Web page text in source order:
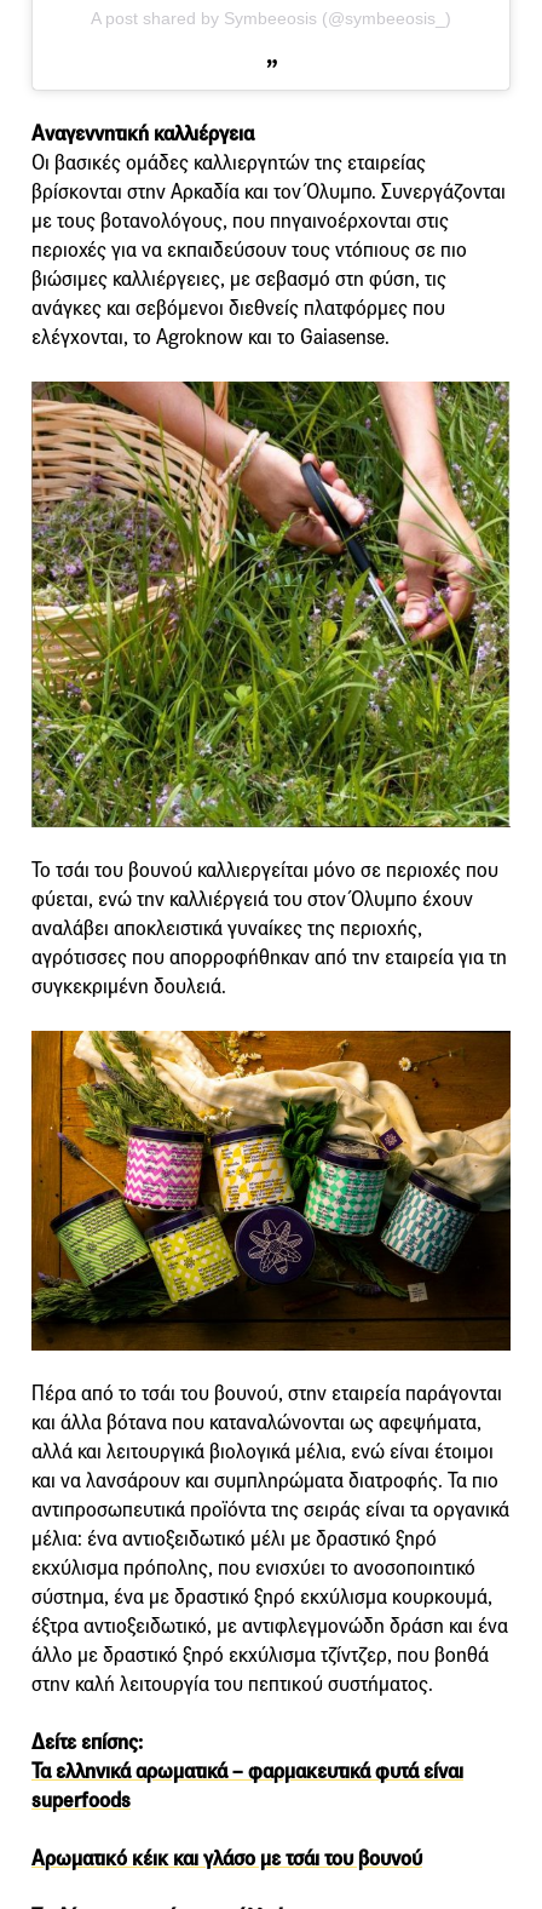
A post shared by Symbeeosis (@symbeeosis_)
Αναγεννητική καλλιέργεια
Οι βασικές ομάδες καλλιεργητών της εταιρείας
βρίσκονται στην Αρκαδία και τον Όλυμπο. Συνεργάζονται
με τους βοτανολόγους, που πηγαινοέρχονται στις
περιοχές για να εκπαιδεύσουν τους ντόπιους σε πιο
βιώσιμες καλλιέργειες, με σεβασμό στη φύση, τις
ανάγκες και σεβόμενοι διεθνείς πλατφόρμες που
ελέγχονται, το Agroknow και το Gaiasense.
To τσάι του βουνού καλλιεργείται μόνο σε περιοχές που
φύεται, ενώ την καλλιέργειά του στον Όλυμπο έχουν
αναλάβει αποκλειστικά γυναίκες της περιοχής,
αγρότισσες που απορροφήθηκαν από την εταιρεία για τη
συγκεκριμένη δουλειά.
Πέρα από το τσάι του βουνού, στην εταιρεία παράγονται
και άλλα βότανα που καταναλώνονται ως αφεψήματα,
αλλά και λειτουργικά βιολογικά μέλια, ενώ είναι έτοιμοι
και να λανσάρουν και συμπληρώματα διατροφής. Τα πιο
αντιπροσωπευτικά προϊόντα της σειράς είναι τα οργανικά
μέλια: ένα αντιοξειδωτικό μέλι με δραστικό ξηρό
εκχύλισμα πρόπολης, που ενισχύει το ανοσοποιητικό
σύστημα, ένα με δραστικό ξηρό εκχύλισμα κουρκουμά,
έξτρα αντιοξειδωτικό, με αντιφλεγμονώδη δράση και ένα
άλλο με δραστικό ξηρό εκχύλισμα τζίντζερ, που βοηθά
στην καλή λειτουργία του πεπτικού συστήματος.
Δείτε επίσης:
Τα ελληνικά αρωματικά – φαρμακευτικά φυτά είναι
superfoods
Αρωματικό κέικ και γλάσο με τσάι του βουνού